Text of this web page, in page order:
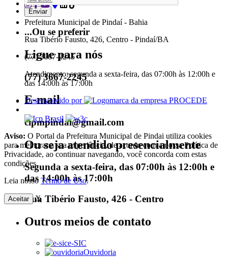
...Ou se preferir
Ligue para nós
(77) 3667-2245
E-mail
cipmpindai@gmail.com
Ou seja atendido presencialmente
Segunda a sexta-feira, das 07:00h às 12:00h e
das 14:00h às 17:00h
Rua Tibério Fausto, 426 - Centro
Outros meios de contato
e-SIC
Ouvidoria
Prefeitura Municipal de Pindaí - Bahia
Rua Tibério Fausto, 426, Centro - Pindaí/BA
(77) 3667-2245
Atendimento: segunda a sexta-feira, das 07:00h às 12:00h e
das 14:00h às 17:00h
Desenvolvido por
Aviso: O Portal da Prefeitura Municipal de Pindai utiliza cookies
para melhorar a sua experiência, de acordo com a nossa Política de
Privacidade, ao continuar navegando, você concorda com estas
condições.
Leia nosso Termo de Uso.
Aceitar X